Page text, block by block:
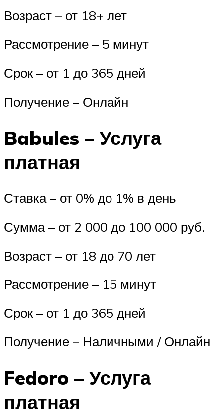
Возраст – от 18+ лет
Рассмотрение – 5 минут
Срок – от 1 до 365 дней
Получение – Онлайн
Babules – Услуга
платная
Ставка – от 0% до 1% в день
Сумма – от 2 000 до 100 000 руб.
Возраст – от 18 до 70 лет
Рассмотрение – 15 минут
Срок – от 1 до 365 дней
Получение – Наличными / Онлайн
Fedoro – Услуга
платная